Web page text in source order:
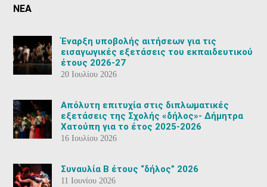
ΝΕΑ
Έναρξη υποβολής αιτήσεων για τις
εισαγωγικές εξετάσεις του εκπαιδευτικού
έτους 2026-27
20 Ιουλίου 2026
Aπόλυτη επιτυχία στις διπλωματικές
εξετάσεις της Σχολής «δήλος»- Δήμητρα
Χατούπη για το έτος 2025-2026
16 Ιουλίου 2026
Συναυλία Β έτους “δήλος” 2026
11 Ιουνίου 2026